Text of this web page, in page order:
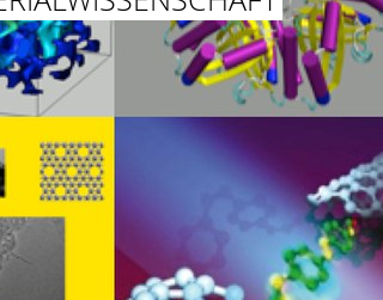
MATERIALWISSENSCHAFT UND NANOTECHNIK